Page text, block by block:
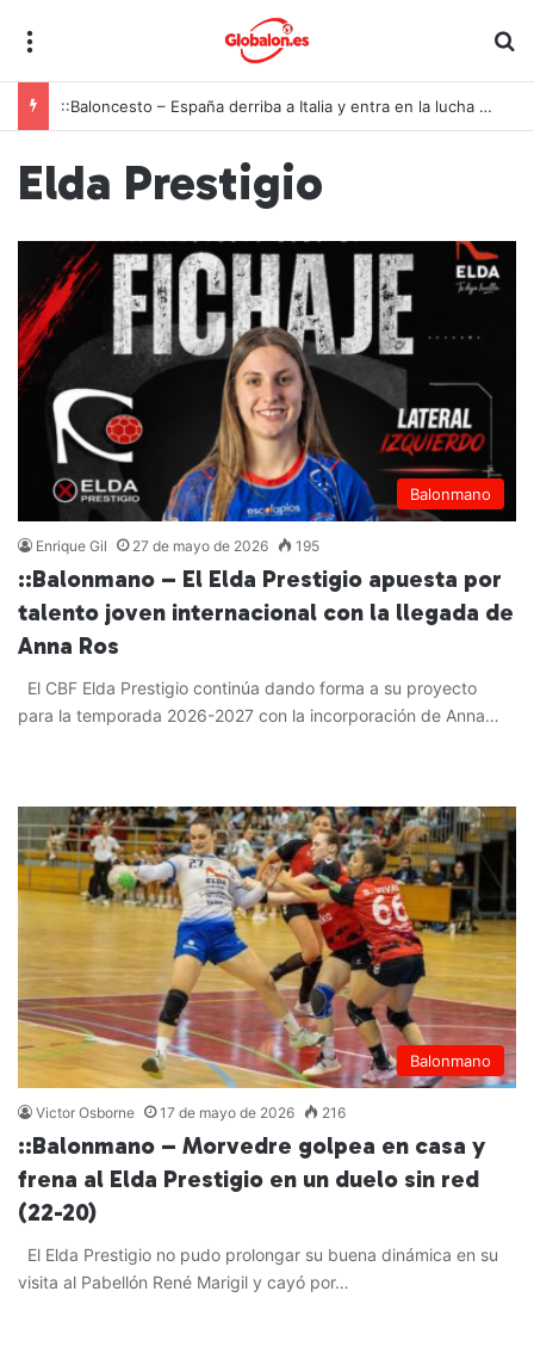
::Baloncesto – España derriba a Italia y entra en la lucha por las medallas con una autoridad imponente
Elda Prestigio
Balonmano
Enrique Gil 27 de mayo de 2026 195
::Balonmano – El Elda Prestigio apuesta por
talento joven internacional con la llegada de
Anna Ros
El CBF Elda Prestigio continúa dando forma a su proyecto
para la temporada 2026-2027 con la incorporación de Anna…
Balonmano
Victor Osborne 17 de mayo de 2026 216
::Balonmano – Morvedre golpea en casa y
frena al Elda Prestigio en un duelo sin red
(22-20)
El Elda Prestigio no pudo prolongar su buena dinámica en su
visita al Pabellón René Marigil y cayó por…